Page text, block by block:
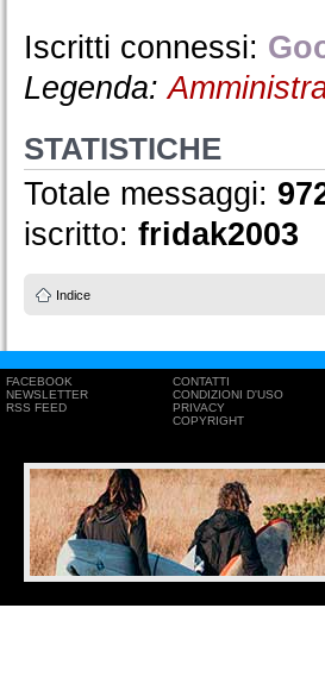
Iscritti connessi:
Legenda:
STATISTICHE
Totale messaggi:
iscritto: fridak2003
Indice
FACEBOOK
NEWSLETTER
RSS FEED
CONTATTI
CONDIZIONI D'USO
PRIVACY
COPYRIGHT